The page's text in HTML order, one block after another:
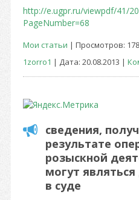
http://e.ugpr.ru/viewpdf/41/
PageNumber=68
Мои статьи | Просмотров:
1zorro1 | Дата: 20.08.2013 |
сведения,
результате
розыскной
могут
в суде